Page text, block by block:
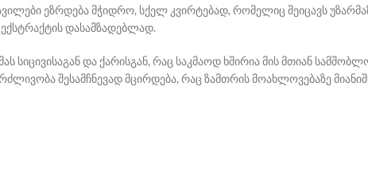
ეზრდება მჭიდრო, სქელ კვირტებად, რომელიც შეიცავს
ექსტრაქტის დასამზადებლად.
სიცივისაგან და ქარისგან, რაც საკმაოდ ხშირია მის მთიან
შესამჩნევად მცირდება, რაც ზამთრის მოახლოვებაზე